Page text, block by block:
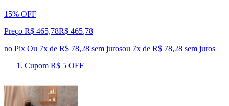
15% OFF
Preço R$ 465,78R$ 465,78
no Pix Ou 7x de R$ 78,28 sem jurosou 7x de R$ 78,28 sem juros
Cupom R$ 5 OFF